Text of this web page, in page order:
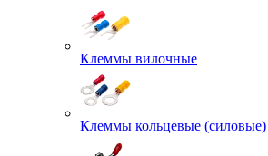
Клеммы вилочные
Клеммы кольцевые (силовые)